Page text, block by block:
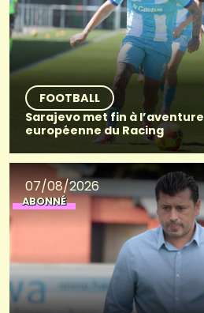
FOOTBALL
Sarajevo met fin à l’aventure
européenne du Racing
07/08/2026
ABONNÉ